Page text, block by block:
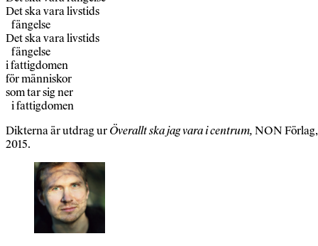
Det ska vara livstids
fängelse
Det ska vara livstids
fängelse
i fattigdomen
för människor
som tar sig ner
i fattigdomen
Dikterna är utdrag ur Överallt ska jag vara i centrum, NON Förlag,
2015.